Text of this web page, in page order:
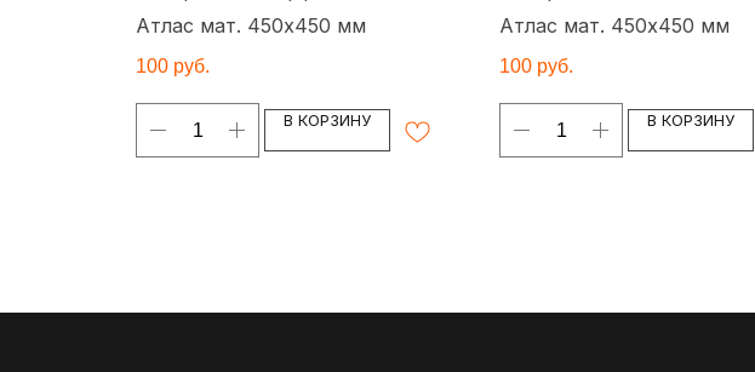
Атлас мат. 450х450 мм
100 руб.
В КОРЗИНУ
Атлас мат. 450х450 мм
100 руб.
В КОРЗИНУ